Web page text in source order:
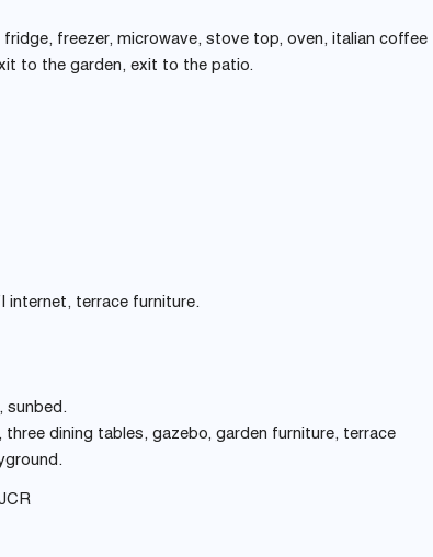
fridge, freezer, microwave, stove top, oven, italian coffee
to the garden, exit to the patio.
internet, terrace furniture.
sunbed.
dining tables, gazebo, garden furniture, terrace